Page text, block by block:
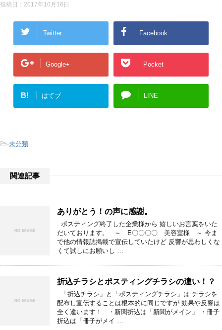
投稿日： 2017年10月16日
Twitter Facebook
Google+ Pocket
B! はてブ LINE
-未分類
関連記事
ありがとう！の声に感謝。
ポスティング終了した企業様から 嬉しいお言葉をいた
だいております。 ～ E〇〇〇〇 美容室様 ～ 今ま
で他の情報誌掲載で宣伝していたけど 反響が思わしくな
くて試しにお願いし …
折込チラシとポスティングチラシの違い！？
「折込チラシ」と「ポスティングチラシ」は チラシを
配布し宣伝することは根本的に同じですが 効果や反響は
全く違います！ ・新聞折込は「新聞がメイン」 ・冊子
折込は「冊子がメイ …